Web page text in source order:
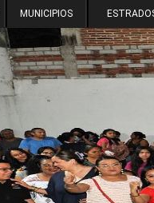
MUNICIPIOS